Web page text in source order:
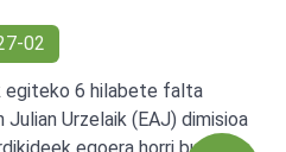
02
egiteko 6 hilabete falta
Julian Urzelaik (EAJ) dimisioa